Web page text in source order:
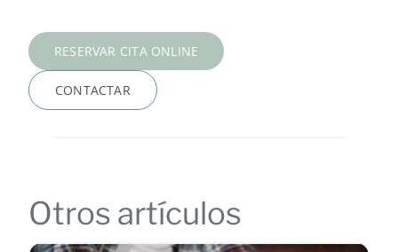
RESERVAR CITA ONLINE
CONTACTAR
Otros artículos